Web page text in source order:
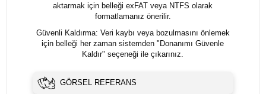
aktarmak için belleği exFAT veya NTFS olarak
formatlamanız önerilir.
Güvenli Kaldırma: Veri kaybı veya bozulmasını önlemek
için belleği her zaman sistemden "Donanımı Güvenle
Kaldır" seçeneği ile çıkarınız.
GÖRSEL REFERANS